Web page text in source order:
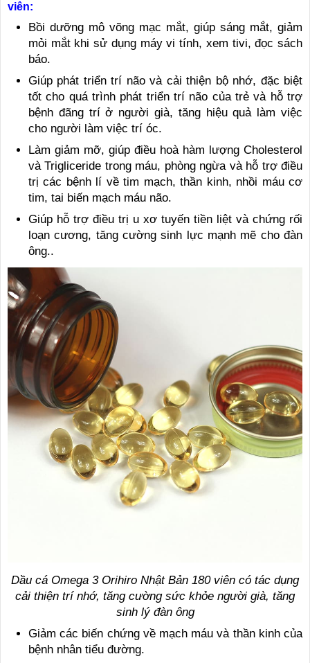
viên:
Bồi dưỡng mô võng mạc mắt, giúp sáng mắt, giảm
mỏi mắt khi sử dụng máy vi tính, xem tivi, đọc sách
báo.
Giúp phát triển trí não và cải thiện bộ nhớ, đặc biệt
tốt cho quá trình phát triển trí não của trẻ và hỗ trợ
bệnh đãng trí ở người già, tăng hiệu quả làm việc
cho người làm việc trí óc.
Làm giảm mỡ, giúp điều hoà hàm lượng Cholesterol
và Trigliceride trong máu, phòng ngừa và hỗ trợ điều
trị các bệnh lí về tim mạch, thần kinh, nhồi máu cơ
tim, tai biến mạch máu não.
Giúp hỗ trợ điều trị u xơ tuyến tiền liệt và chứng rối
loạn cương, tăng cường sinh lực mạnh mẽ cho đàn
ông..
Dầu cá Omega 3 Orihiro Nhật Bản 180 viên có tác dụng
cải thiện trí nhớ, tăng cường sức khỏe người già, tăng
sinh lý đàn ông
Giảm các biến chứng về mạch máu và thần kinh của
bệnh nhân tiểu đường.